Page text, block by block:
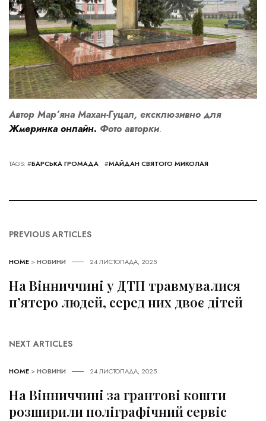
Автор Мар’яна Махан-Гуцал, ексклюзивно для
Жмеринка онлайн. Фото авторки.
TAGS: #БАРСЬКА ГРОМАДА #МАЙДАН СВЯТОГО МИКОЛАЯ
PREVIOUS ARTICLES
HOME >НОВИНИ 24 ЛИСТОПАДА, 2025
На Вінниччині у ДТП травмувалися
п’ятеро людей, серед них двоє дітей
NEXT ARTICLES
HOME >НОВИНИ 24 ЛИСТОПАДА, 2025
На Вінниччині за грантові кошти
розширили поліграфічний сервіс